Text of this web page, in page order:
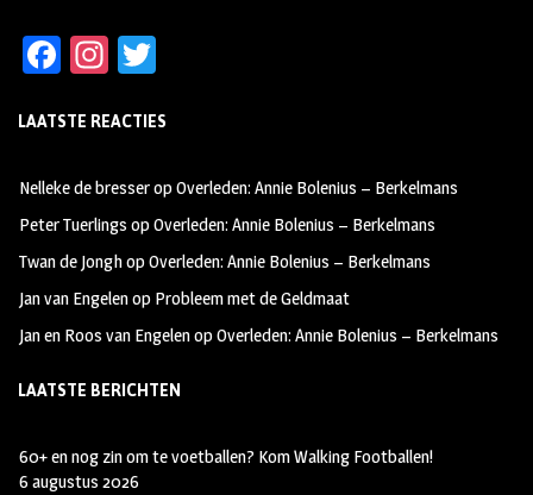
Fa
b
oo
k
In
ag
m
tt
LAATSTE REACTIES
Nelleke de bresseropOverleden: Annie Bolenius – Berkelmans
Peter Tuerlings opOverleden: Annie Bolenius – Berkelmans
Twan de JonghopOverleden: Annie Bolenius – Berkelmans
Jan van Engelenop Probleem met de Geldmaat
Jan en Roos van EngelenopOverleden: Annie Bolenius – Berkelmans
LAATSTE BERICHTEN
60+ en nog zin om te voetballen? Kom Walking Footballen!
6 augustus 2026